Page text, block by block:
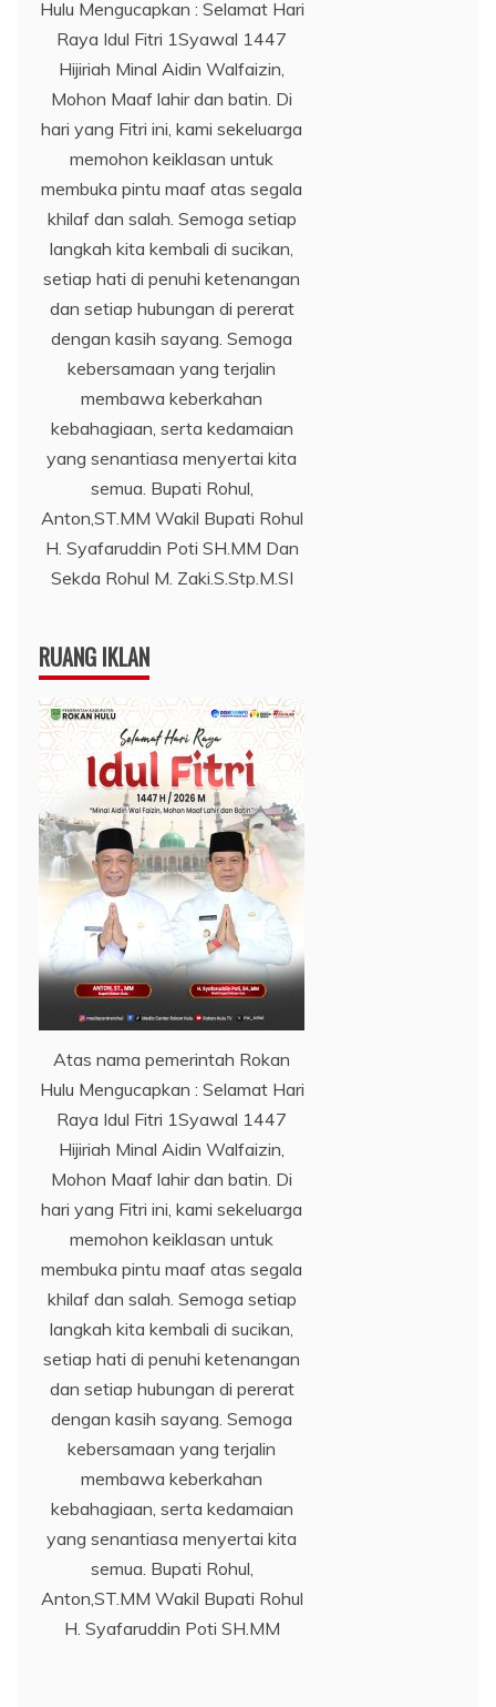
Hulu Mengucapkan : Selamat Hari
Raya Idul Fitri 1Syawal 1447
Hijiriah Minal Aidin Walfaizin,
Mohon Maaf lahir dan batin. Di
hari yang Fitri ini, kami sekeluarga
memohon keiklasan untuk
membuka pintu maaf atas segala
khilaf dan salah. Semoga setiap
langkah kita kembali di sucikan,
setiap hati di penuhi ketenangan
dan setiap hubungan di pererat
dengan kasih sayang. Semoga
kebersamaan yang terjalin
membawa keberkahan
kebahagiaan, serta kedamaian
yang senantiasa menyertai kita
semua. Bupati Rohul,
Anton,ST.MM Wakil Bupati Rohul
H. Syafaruddin Poti SH.MM Dan
Sekda Rohul M. Zaki.S.Stp.M.SI
RUANG IKLAN
Atas nama pemerintah Rokan
Hulu Mengucapkan : Selamat Hari
Raya Idul Fitri 1Syawal 1447
Hijiriah Minal Aidin Walfaizin,
Mohon Maaf lahir dan batin. Di
hari yang Fitri ini, kami sekeluarga
memohon keiklasan untuk
membuka pintu maaf atas segala
khilaf dan salah. Semoga setiap
langkah kita kembali di sucikan,
setiap hati di penuhi ketenangan
dan setiap hubungan di pererat
dengan kasih sayang. Semoga
kebersamaan yang terjalin
membawa keberkahan
kebahagiaan, serta kedamaian
yang senantiasa menyertai kita
semua. Bupati Rohul,
Anton,ST.MM Wakil Bupati Rohul
H. Syafaruddin Poti SH.MM